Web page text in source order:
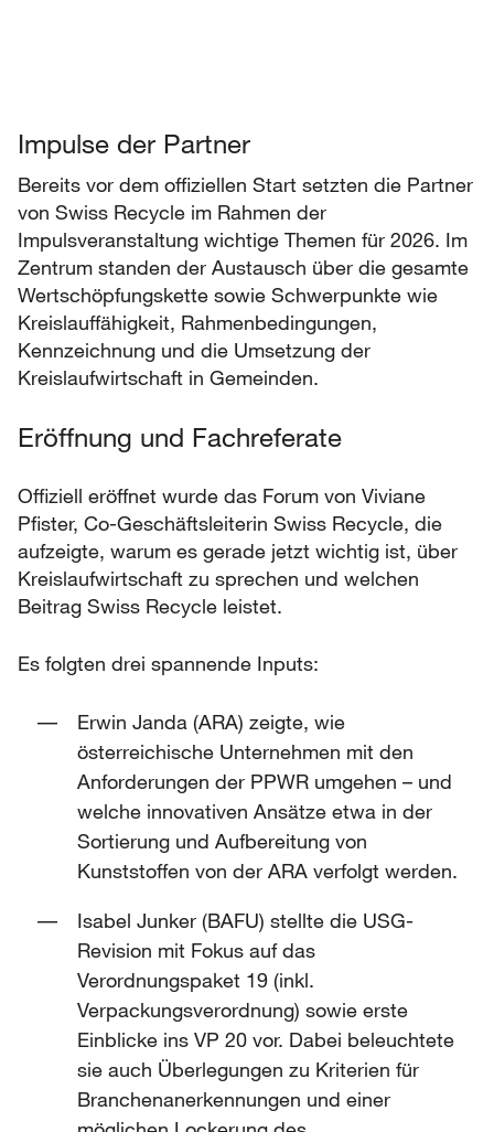
Impulse der Partner
Bereits vor dem offiziellen Start setzten die Partner
von Swiss Recycle im Rahmen der
Impulsveranstaltung wichtige Themen für 2026. Im
Zentrum standen der Austausch über die gesamte
Wertschöpfungskette sowie Schwerpunkte wie
Kreislauffähigkeit, Rahmenbedingungen,
Kennzeichnung und die Umsetzung der
Kreislaufwirtschaft in Gemeinden.
Eröffnung und Fachreferate
Offiziell eröffnet wurde das Forum von Viviane
Pfister, Co-Geschäftsleiterin Swiss Recycle, die
aufzeigte, warum es gerade jetzt wichtig ist, über
Kreislaufwirtschaft zu sprechen und welchen
Beitrag Swiss Recycle leistet.
Es folgten drei spannende Inputs:
Erwin Janda (ARA) zeigte, wie
österreichische Unternehmen mit den
Anforderungen der PPWR umgehen – und
welche innovativen Ansätze etwa in der
Sortierung und Aufbereitung von
Kunststoffen von der ARA verfolgt werden.
Isabel Junker (BAFU) stellte die USG-
Revision mit Fokus auf das
Verordnungspaket 19 (inkl.
Verpackungsverordnung) sowie erste
Einblicke ins VP 20 vor. Dabei beleuchtete
sie auch Überlegungen zu Kriterien für
Branchenanerkennungen und einer